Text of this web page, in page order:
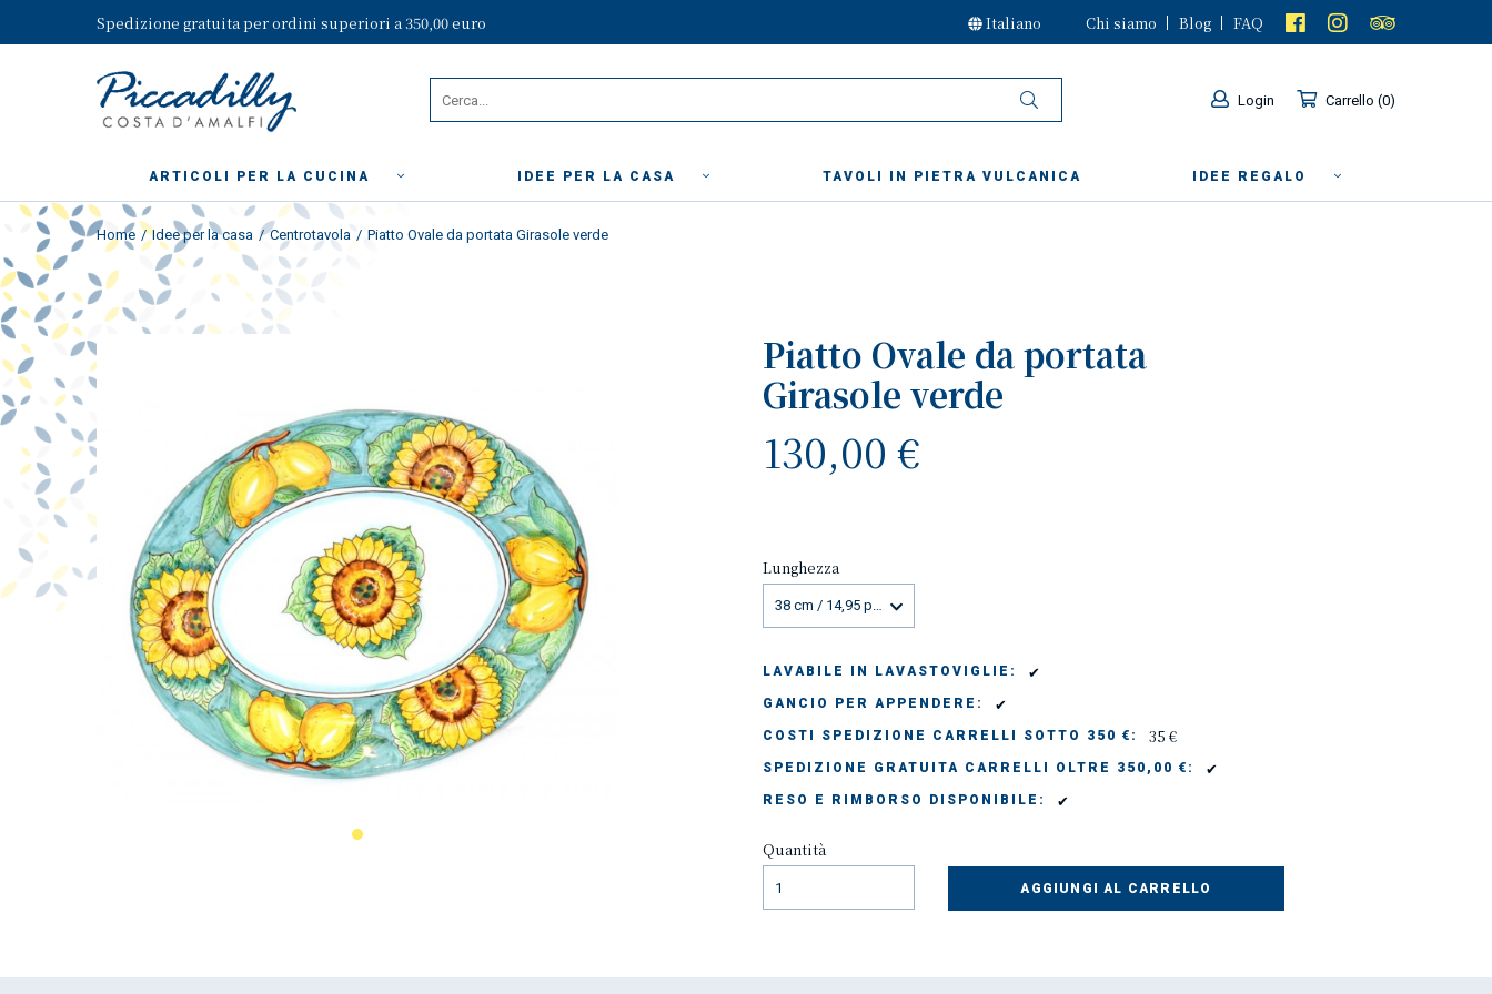
Spedizione gratuita per ordini superiori a 350,00 euro Italiano Chi siamo Blog FAQ
Login Carrello 0
ARTICOLI PER LA CUCINA IDEE PER LA CASA TAVOLI IN PIETRA VULCANICA IDEE REGALO
Home Idee per la casa Centrotavola Piatto Ovale da portata Girasole verde
Piatto Ovale da portata
Girasole verde
130,00 €
Lunghezza
38 cm / 14,95 pollici
LAVABILE IN LAVASTOVIGLIE: ✔
GANCIO PER APPENDERE: ✔
COSTI SPEDIZIONE CARRELLI SOTTO 350 €: 35 €
SPEDIZIONE GRATUITA CARRELLI OLTRE 350,00 €: ✔
RESO E RIMBORSO DISPONIBILE: ✔
Quantità
AGGIUNGI AL CARRELLO